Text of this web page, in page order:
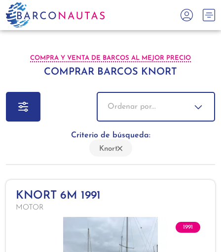
COMPRA Y VENTA DE BARCOS AL MEJOR PRECIO
COMPRAR BARCOS KNORT
Criterio de búsqueda:
Knort
Ordenar por...
1991
KNORT 6M 1991
MOTOR